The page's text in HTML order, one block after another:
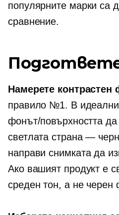
популярните марки са
сравнение.
Намерете контрастен
правило №1. В
фонът/повърхността
светлата страна —
направи снимката да
Ако вашият продукт е
среден тон, а не черен